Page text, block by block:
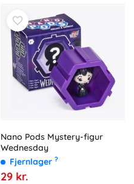
Nano Pods Mystery-figur
Wednesday
Fjernlager ?
29 kr.